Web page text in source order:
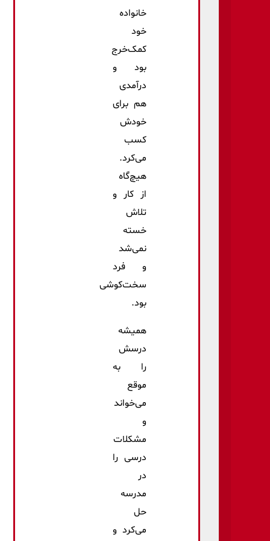
خانواده
خود
کمک‌خرج
بود و
درآمدی
هم برای
خودش
کسب
می‌کرد.
هیچ‌گاه
از کار و
تلاش
خسته
نمی‌شد
و فرد
سخت‌کوشی
بود.
همیشه
درسش
را به
موقع
می‌خواند
و
مشکلات
درسی را
در
مدرسه
حل
می‌کرد و